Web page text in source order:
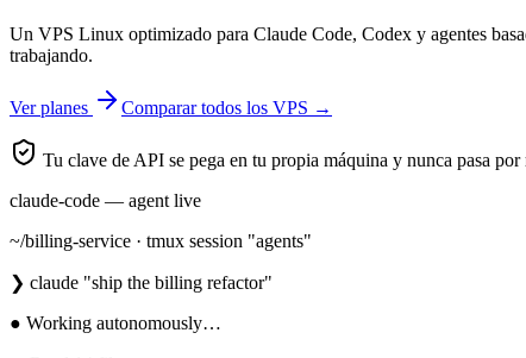
Un VPS Linux optimizado para Claude Code, Codex y agentes
trabajando.
Ver planes Comparar todos los VPS →
Tu clave de API se pega en tu propia máquina y nunca pasa por
claude-code — agent live
~/billing-service · tmux session "agents"
❯ claude "ship the billing refactor"
● Working autonomously…